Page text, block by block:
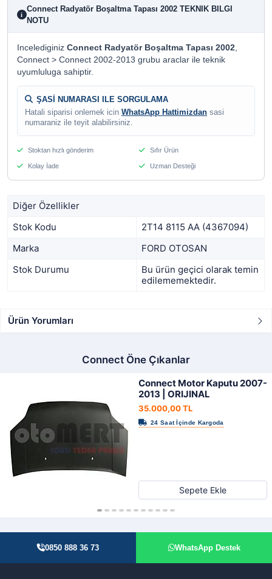
i
Connect Radyatör Boşaltma Tapası 2002 TEKNIK BILGI
NOTU
Incelediginiz Connect Radyatör Boşaltma Tapası 2002,
Connect > Connect 2002-2013 grubu araclar ile teknik
uyumluluga sahiptir.
ŞASİ NUMARASI ILE SORGULAMA
Hatali siparisi onlemek icin WhatsApp Hattimizdan sasi
numaraniz ile teyit alabilirsiniz.
Stoktan hızlı gönderim Sıfır Ürün
Kolay İade Uzman Desteği
Diğer Özellikler
Stok Kodu
2T14 8115 AA (4367094)
Marka
FORD OTOSAN
Stok Durumu
Bu ürün geçici olarak temin
edilememektedir.
Ürün Yorumları
Connect Öne Çıkanlar
Connect Motor Kaputu 2007-
2013 | ORIJINAL
35.000,00 TL
Sepete Ekle
0850 888 36 73 WhatsApp Destek